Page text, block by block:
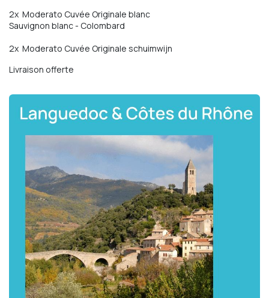
2x Moderato Cuvée Originale blanc
Sauvignon blanc - Colombard
2x Moderato Cuvée Originale schuimwijn
Livraison offerte